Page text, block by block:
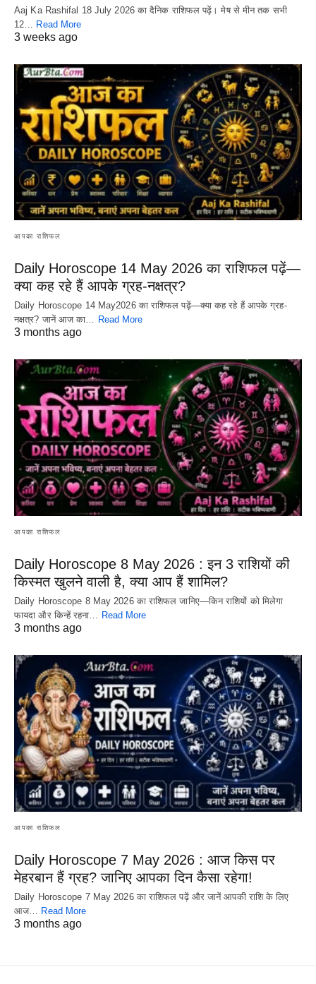
Aaj Ka Rashifal 18 July 2026 का दैनिक राशिफल पढ़ें। मेष से मीन तक सभी
12… Read More
3 weeks ago
आपका राशिफल
Daily Horoscope 14 May 2026 का राशिफल पढ़ें—
क्या कह रहे हैं आपके ग्रह-नक्षत्र?
Daily Horoscope 14 May2026 का राशिफल पढ़ें—क्या कह रहे हैं आपके ग्रह-
नक्षत्र? जानें आज का… Read More
3 months ago
आपका राशिफल
Daily Horoscope 8 May 2026 : इन 3 राशियों की
किस्मत खुलने वाली है, क्या आप हैं शामिल?
Daily Horoscope 8 May 2026 का राशिफल जानिए—किन राशियों को मिलेगा
फायदा और किन्हें रहना…
Read More
3 months ago
आपका राशिफल
Daily Horoscope 7 May 2026 : आज किस पर
मेहरबान हैं ग्रह? जानिए आपका दिन कैसा रहेगा!
Daily Horoscope 7 May 2026 का राशिफल पढ़ें और जानें आपकी राशि के लिए
आज… Read More
3 months ago